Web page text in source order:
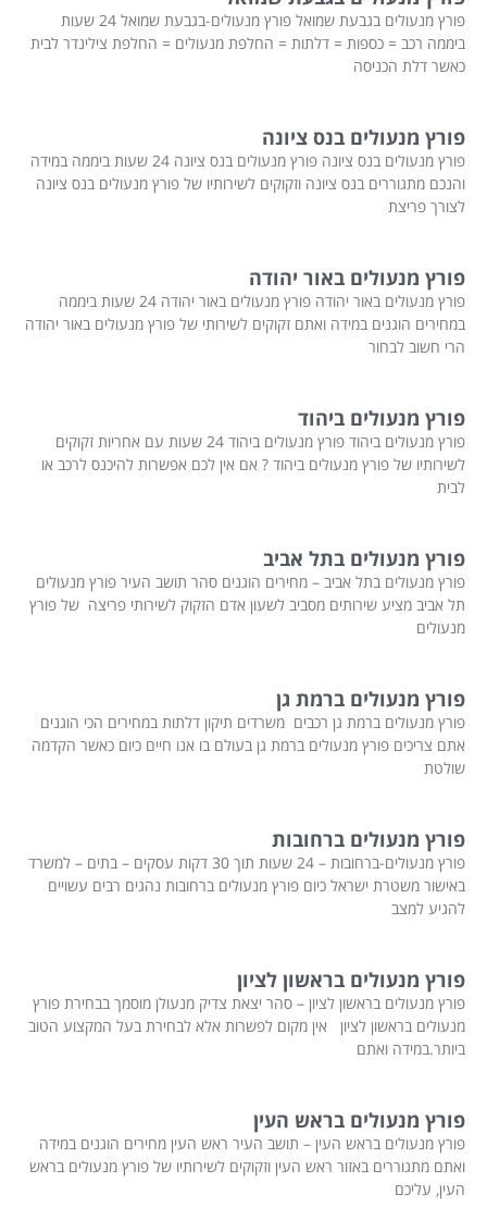
פורץ מנעולים בגבעת שמואל פורץ מנעולים-בגבעת שמואל 24 שעות
ביממה רכב = כספות = דלתות = החלפת מנעולים = החלפת צילינדר לבית
כאשר דלת הכניסה
פורץ מנעולים בנס ציונה
פורץ מנעולים בנס ציונה פורץ מנעולים בנס ציונה 24 שעות ביממה במידה
והנכם מתגוררים בנס ציונה וזקוקים לשירותיו של פורץ מנעולים בנס ציונה
לצורך פריצת
פורץ מנעולים באור יהודה
פורץ מנעולים באור יהודה פורץ מנעולים באור יהודה 24 שעות ביממה
במחירים הוגנים במידה ואתם זקוקים לשירותי של פורץ מנעולים באור יהודה
הרי חשוב לבחור
פורץ מנעולים ביהוד
פורץ מנעולים ביהוד פורץ מנעולים ביהוד 24 שעות עם אחריות זקוקים
לשירותיו של פורץ מנעולים ביהוד ? אם אין לכם אפשרות להיכנס לרכב או
לבית
פורץ מנעולים בתל אביב
פורץ מנעולים בתל אביב – מחירים הוגנים סהר תושב העיר פורץ מנעולים
תל אביב מציע שירותים מסביב לשעון אדם הזקוק לשירותי פריצה של פורץ
מנעולים
פורץ מנעולים ברמת גן
פורץ מנעולים ברמת גן רכבים משרדים תיקון דלתות במחירים הכי הוגנים
אתם צריכים פורץ מנעולים ברמת גן בעולם בו אנו חיים כיום כאשר הקדמה
שולטת
פורץ מנעולים ברחובות
פורץ מנעולים-ברחובות – 24 שעות תוך 30 דקות עסקים – בתים – למשרד
באישור משטרת ישראל כיום פורץ מנעולים ברחובות נהגים רבים עשויים
להגיע למצב
פורץ מנעולים בראשון לציון
פורץ מנעולים בראשון לציון – סהר יצאת צדיק מנעולן מוסמך בבחירת פורץ
מנעולים בראשון לציון אין מקום לפשרות אלא לבחירת בעל המקצוע הטוב
ביותר.במידה ואתם
פורץ מנעולים בראש העין
פורץ מנעולים בראש העין – תושב העיר ראש העין מחירים הוגנים במידה
ואתם מתגוררים באזור ראש העין וזקוקים לשירותיו של פורץ מנעולים בראש
העין, עליכם